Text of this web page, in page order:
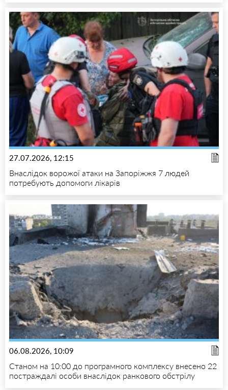
27.07.2026, 12:15
Внаслідок ворожої атаки на Запоріжжя 7 людей
потребують допомоги лікарів
06.08.2026, 10:09
Станом на 10:00 до програмного комплексу внесено 22
постраждалі особи внаслідок ранкового обстрілу